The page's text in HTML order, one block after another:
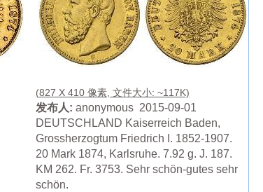
(827 X 410 像素, 文件大小: ~117K)
发布人: anonymous 2015-09-01
DEUTSCHLAND Kaiserreich Baden,
Grossherzogtum Friedrich I. 1852-1907.
20 Mark 1874, Karlsruhe. 7.92 g. J. 187.
KM 262. Fr. 3753. Sehr schön-gutes sehr
schön.